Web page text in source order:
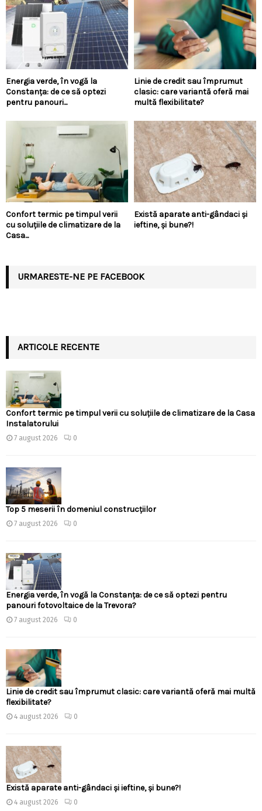
Energia verde, în vogă la
Constanța: de ce să optezi
pentru panouri...
Linie de credit sau împrumut
clasic: care variantă oferă mai
multă flexibilitate?
Confort termic pe timpul verii
cu soluțiile de climatizare de la
Casa...
Există aparate anti-gândaci și
ieftine, și bune?!
URMARESTE-NE PE FACEBOOK
ARTICOLE RECENTE
Confort termic pe timpul verii cu soluțiile de climatizare de la Casa
Instalatorului
7 august 2026 0
Top 5 meserii în domeniul construcțiilor
7 august 2026 0
Energia verde, în vogă la Constanța: de ce să optezi pentru
panouri fotovoltaice de la Trevora?
7 august 2026 0
Linie de credit sau împrumut clasic: care variantă oferă mai multă
flexibilitate?
4 august 2026 0
Există aparate anti-gândaci și ieftine, și bune?!
4 august 2026 0